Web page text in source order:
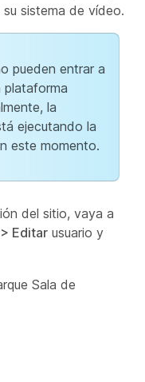
sistema de vídeo.
pueden entrar a
plataforma
la
ejecutando la
este momento.
del sitio, vaya a
Editar usuario y
Sala de